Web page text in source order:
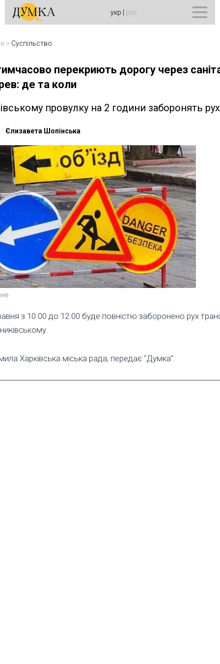
укр рус
> Суспільство
перекриють дорогу через
де та коли
провулку на 2 години заборонять
Єлизавета Шопінська
з 10:00 до 12:00 буде повністю заборонено рух
Харківська міська рада, передає "Думка".